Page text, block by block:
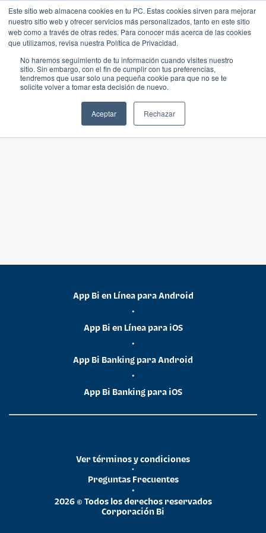
Este sitio web almacena cookies en tu PC. Estas cookies sirven para mejorar
nuestro sitio web y ofrecer servicios más personalizados, tanto en este sitio
web como a través de otras redes. Para conocer más acerca de las cookies
que utilizamos, revisa nuestra Política de Privacidad.
No haremos seguimiento de tu información cuando visites nuestro
sitio. Sin embargo, con el fin de cumplir con tus preferencias,
tendremos que usar solo una pequeña cookie para que no se te
solicite volver a tomar esta decisión de nuevo.
Aceptar Rechazar
App Bi en Línea para Android
•
App Bi en Línea para iOS
•
App Bi Banking para Android
•
App Bi Banking para iOS
2026 © Todos los derechos reservados
Corporación Bi
•
Preguntas Frecuentes
•
Ver términos y condiciones